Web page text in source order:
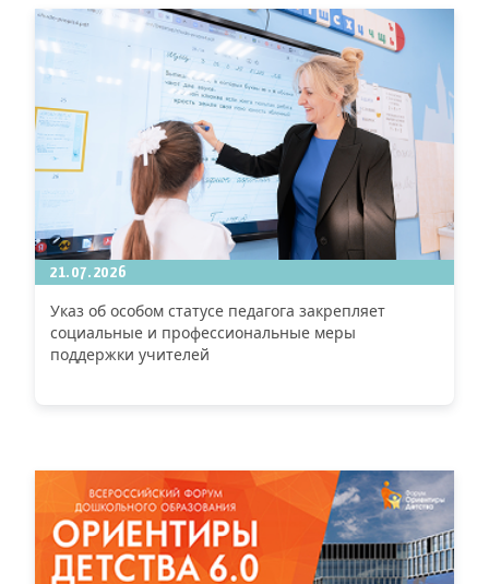
21.07.2026
Указ об особом статусе педагога закрепляет
социальные и профессиональные меры
поддержки учителей